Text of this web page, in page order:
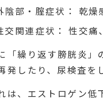
陰部・腟症状： 乾燥
交関連症状： 性交痛
「繰り返す膀胱炎」
発したり、尿検査を
は、エストロゲン